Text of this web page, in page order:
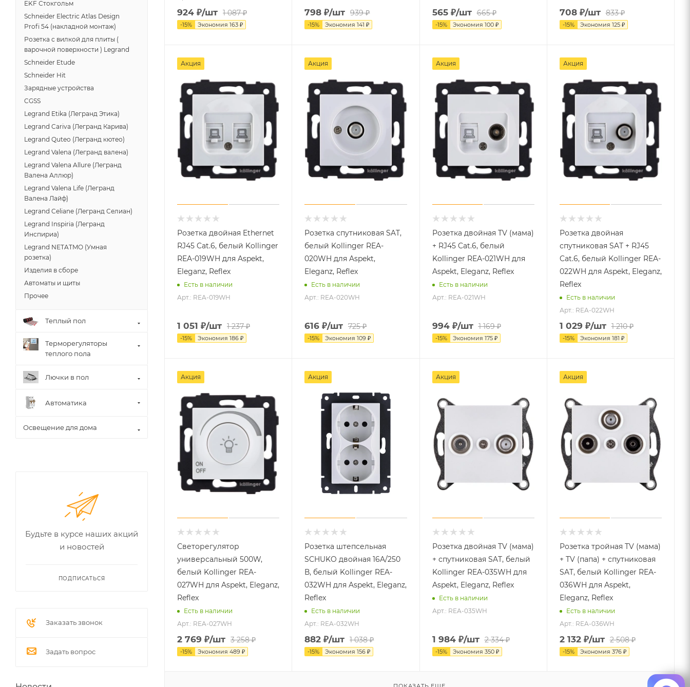
924 ₽/шт 1 087₽
-15% Экономия 163 ₽
798 ₽/шт 939₽
-15% Экономия141 ₽
565₽/шт 665₽
-15% Экономия 100₽
708₽/шт 833₽
-15% Экономия 125₽
Акция
Розетка двойная Ethernet
RJ45 Cat.6, белый Kollinger
REA-019WH для Aspekt,
Eleganz, Reflex
Есть в наличии
Арт.: REA-019WH
1 051 ₽/шт 1 237₽
-15% Экономия 186 ₽
Акция
Розетка спутниковая SAT,
белый Kollinger REA-
020WH для Aspekt,
Eleganz, Reflex
Есть в наличии
Арт.: REA-020WH
616 ₽/шт 725₽
-15% Экономия109 ₽
Акция
Розетка двойная TV (мама)
+ RJ45 Cat.6, белый
Kollinger REA-021WH для
Aspekt, Eleganz, Reflex
Есть в наличии
Арт.: REA-021WH
994₽/шт 1 169₽
-15% Экономия 175₽
Акция
Розетка двойная
спутниковая SAT + RJ45
Cat.6, белый Kollinger REA-
022WH для Aspekt, Eleganz,
Reflex
Есть в наличии
Арт.: REA-022WH
1 029 ₽/шт 1 210₽
-15% Экономия 181 ₽
Акция
Светорегулятор
универсальный 500W,
белый Kollinger REA-
027WH для Aspekt, Eleganz,
Reflex
Есть в наличии
Арт.: REA-027WH
2 769 ₽/шт 3 258₽
-15% Экономия 489 ₽
Акция
Розетка штепсельная
SCHUKO двойная 16A/250
В, белый Kollinger REA-
032WH для Aspekt, Eleganz,
Reflex
Есть в наличии
Арт.: REA-032WH
882 ₽/шт 1 038₽
-15% Экономия156 ₽
Акция
Розетка двойная TV (мама)
+ спутниковая SAT, белый
Kollinger REA-035WH для
Aspekt, Eleganz, Reflex
Есть в наличии
Арт.: REA-035WH
1 984₽/шт 2 334₽
-15% Экономия 350₽
Акция
Розетка тройная TV (мама)
+ TV (папа) + спутниковая
SAT, белый Kollinger REA-
036WH для Aspekt,
Eleganz, Reflex
Есть в наличии
Арт.: REA-036WH
2 132₽/шт 2 508₽
-15% Экономия 376₽
EKF Стокгольм
Schneider Electric Atlas Design
Profi 54 (накладной монтаж)
Розетка с вилкой для плиты (
варочной поверхности ) Legrand
Schneider Etude
Schneider Hit
Зарядные устройства
CGSS
Legrand Etika (Легранд Этика)
Legrand Cariva (Легранд Карива)
Legrand Quteo (Легранд кютео)
Legrand Valena (Легранд валена)
Legrand Valena Allure (Легранд
Валена Аллюр)
Legrand Valena Life (Легранд
Валена Лайф)
Legrand Celiane (Легранд Селиан)
Legrand Inspiria (Легранд
Инспириа)
Legrand NETATMO (Умная
розетка)
Изделия в сборе
Автоматы и щиты
Прочее
Теплый пол
Терморегуляторы
теплого пола
Лючки в пол
Автоматика
Освещение для дома
Будьте в курсе наших акций
и новостей
ПОДПИСАТЬСЯ
Заказать звонок
Задать вопрос